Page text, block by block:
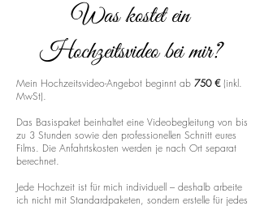
Was kostet ein
Hochzeitsvideo bei mir?
Mein Hochzeitsvideo-Angebot beginnt ab 750 € (inkl.
MwSt).
Das Basispaket beinhaltet eine Videobegleitung von bis
zu 3 Stunden sowie den professionellen Schnitt eures
Films. Die Anfahrtskosten werden je nach Ort separat
berechnet.
Jede Hochzeit ist für mich individuell – deshalb arbeite
ich nicht mit Standardpaketen, sondern erstelle für jedes